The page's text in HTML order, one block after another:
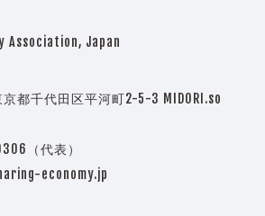
Association, Japan
都千代田区平河町2-5-3 MIDORI.so
（代表）
economy.jp